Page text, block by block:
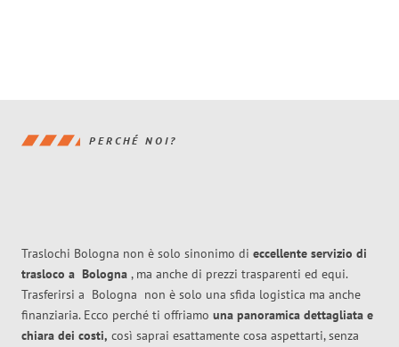
PERCHÉ NOI?
Traslochi Bologna non è solo sinonimo di eccellente servizio di
trasloco a Bologna , ma anche di prezzi trasparenti ed equi.
Trasferirsi a Bologna non è solo una sfida logistica ma anche
finanziaria. Ecco perché ti offriamo una panoramica dettagliata e
chiara dei costi, così saprai esattamente cosa aspettarti, senza